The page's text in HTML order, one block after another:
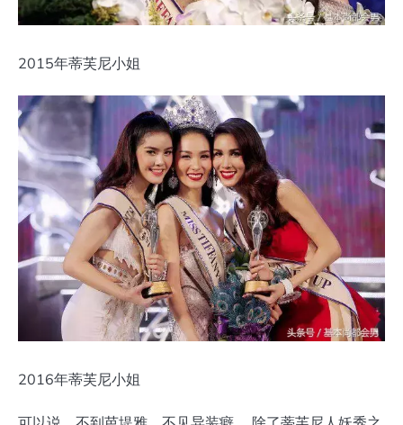
2015年蒂芙尼小姐
2016年蒂芙尼小姐